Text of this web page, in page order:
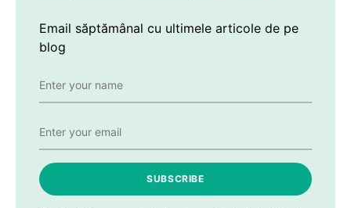
Email săptămânal cu ultimele articole de pe
blog
SUBSCRIBE